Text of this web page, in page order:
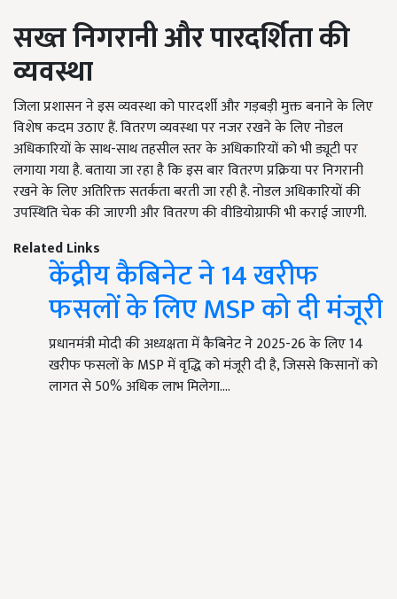
सख्त निगरानी और पारदर्शिता की
व्यवस्था
जिला प्रशासन ने इस व्यवस्था को पारदर्शी और गड़बड़ी मुक्त बनाने के लिए
विशेष कदम उठाए हैं. वितरण व्यवस्था पर नजर रखने के लिए नोडल
अधिकारियों के साथ-साथ तहसील स्तर के अधिकारियों को भी ड्यूटी पर
लगाया गया है. बताया जा रहा है कि इस बार वितरण प्रक्रिया पर निगरानी
रखने के लिए अतिरिक्त सतर्कता बरती जा रही है. नोडल अधिकारियों की
उपस्थिति चेक की जाएगी और वितरण की वीडियोग्राफी भी कराई जाएगी.
Related Links
केंद्रीय कैबिनेट ने 14 खरीफ
फसलों के लिए MSP को दी मंजूरी
प्रधानमंत्री मोदी की अध्यक्षता में कैबिनेट ने 2025-26 के लिए 14
खरीफ फसलों के MSP में वृद्धि को मंजूरी दी है, जिससे किसानों को
लागत से 50% अधिक लाभ मिलेगा.…